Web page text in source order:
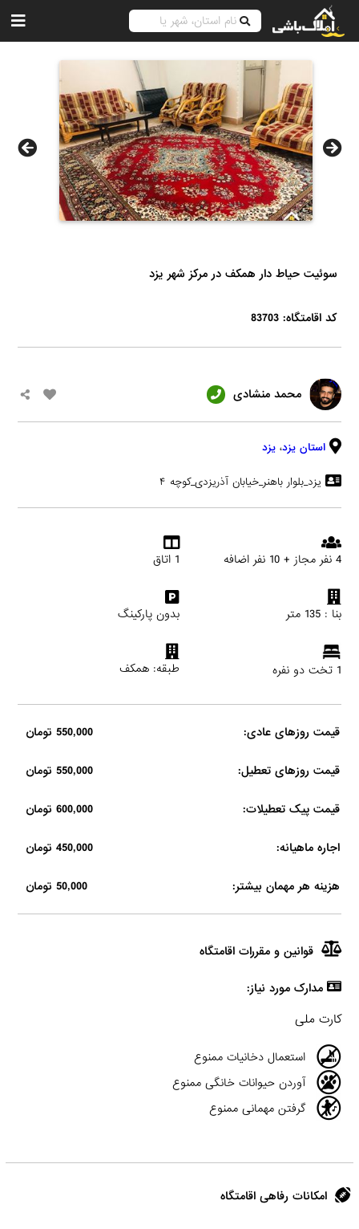
سوئیت حیاط دار همکف در مرکز شهر یزد
کد اقامتگاه: 83703
محمد منشادی
استان یزد، یزد
یزد_بلوار باهنر_خیابان آذریزدی_کوچه ۴
4 نفر مجاز + 10 نفر اضافه 1 اتاق
بنا : 135 متر بدون پارکینگ
1 تخت دو نفره طبقه: همکف
قیمت روزهای عادی: 550,000 تومان
قیمت روزهای تعطیل: 550,000 تومان
قیمت پیک تعطیلات: 600,000 تومان
اجاره ماهیانه: 450,000 تومان
هزینه هر مهمان بیشتر: 50,000 تومان
قوانین و مقررات اقامتگاه
مدارک مورد نیاز:
کارت ملی
استعمال دخانیات ممنوع
آوردن حیوانات خانگی ممنوع
گرفتن مهمانی ممنوع
امکانات رفاهی اقامتگاه